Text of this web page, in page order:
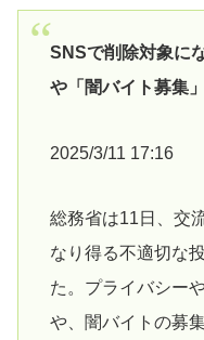
SNSで削除対象に
や「闇バイト募集
2025/3/11 17:16
総務省は11日、交
なり得る不適切な
た。プライバシー
や、闇バイトの募